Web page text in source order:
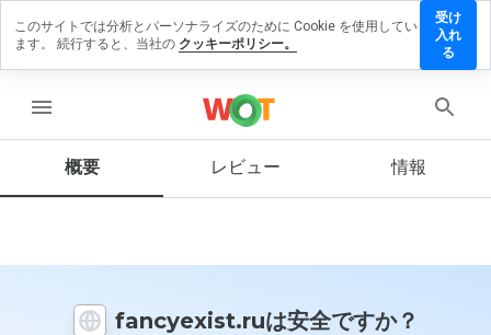
menu
概要 レビュー 情報
fancyexist.ruは安全ですか？
ビュー
す
この
イト
このサイトでは分析とパーソナライズのために Cookie を使用してい
ます。 続行すると、当社の クッキーポリシー。
受け
入れ
る